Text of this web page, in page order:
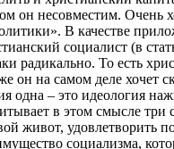
он несовместим. Очень
В качестве
социалист (в
радикально. То есть
он на самом деле хочет
одна – это идеология
в этом смысле
живот, удовлетворить
социализма,